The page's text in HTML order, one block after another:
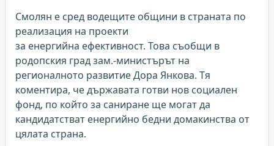
Смолян е сред водещите общини в страната по
реализация на проекти
за енергийна ефективност. Това съобщи в
родопския град зам.-министърът на
регионалното развитие Дора Янкова. Тя
коментира, че държавата готви нов социален
фонд, по който за саниране ще могат да
кандидатстват енергийно бедни домакинства от
цялата страна.